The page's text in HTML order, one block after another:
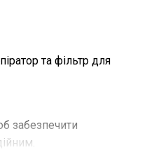
та фільтр для
забезпечити